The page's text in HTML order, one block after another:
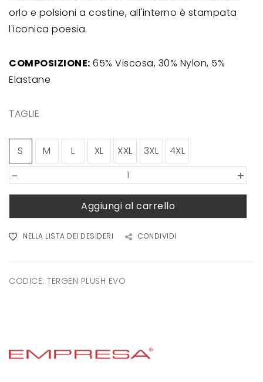
orlo e polsioni a costine, all'interno è stampata
l'iconica poesia.
COMPOSIZIONE: 65% Viscosa, 30% Nylon, 5%
Elastane
TAGLIE
S M L XL XXL 3XL 4XL
+
-
Aggiungi al carrello
NELLA LISTA DEI DESIDERI CONDIVIDI
CODICE: TERGEN PLUSH EVO